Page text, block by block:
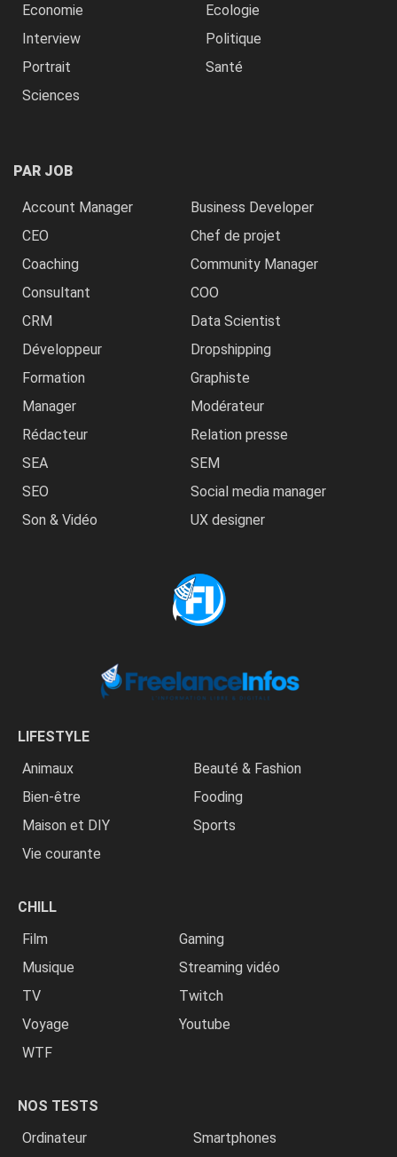
Economie
Ecologie
Interview
Politique
Portrait
Santé
Sciences
PAR JOB
Account Manager
Business Developer
CEO
Chef de projet
Coaching
Community Manager
Consultant
COO
CRM
Data Scientist
Développeur
Dropshipping
Formation
Graphiste
Manager
Modérateur
Rédacteur
Relation presse
SEA
SEM
SEO
Social media manager
Son & Vidéo
UX designer
LIFESTYLE
Animaux
Beauté & Fashion
Bien-être
Fooding
Maison et DIY
Sports
Vie courante
CHILL
Film
Gaming
Musique
Streaming vidéo
TV
Twitch
Voyage
Youtube
WTF
NOS TESTS
Ordinateur
Smartphones